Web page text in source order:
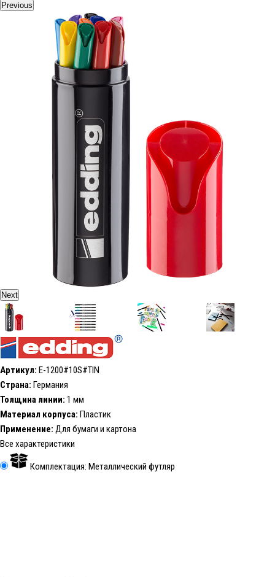
Previous
Next
Артикул: E-1200#10S#TIN
Страна: Германия
Толщина линии: 1 мм
Материал корпуса: Пластик
Применение: Для бумаги и картона
Все характеристики
Комплектация: Металлический футляр